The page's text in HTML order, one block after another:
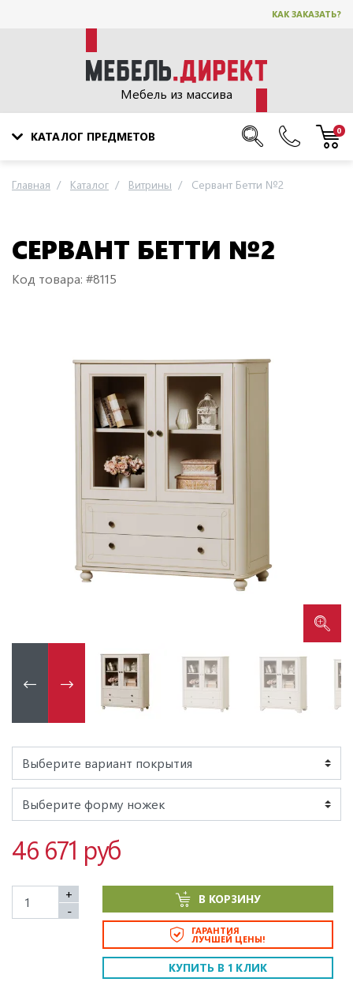
КАК ЗАКАЗАТЬ?
Мебель из массива
КАТАЛОГ ПРЕДМЕТОВ 0
Главная Каталог Витрины Сервант Бетти №2
СЕРВАНТ БЕТТИ №2
Код товара: #8115
46 671 руб
+
-
В КОРЗИНУ
ГАРАНТИЯ
ЛУЧШЕЙ ЦЕНЫ!
КУПИТЬ В 1 КЛИК